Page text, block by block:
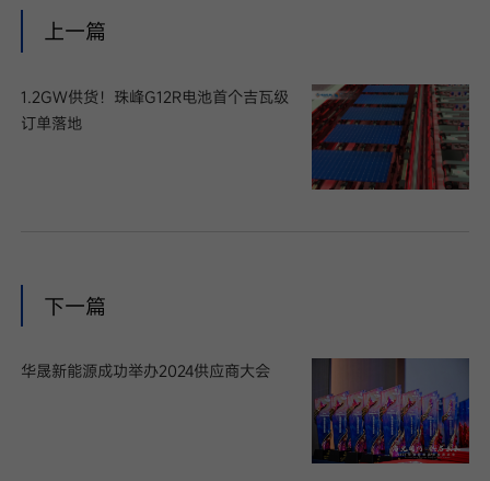
上一篇
1.2GW供货！珠峰G12R电池首个吉瓦级
订单落地
下一篇
华晟新能源成功举办2024供应商大会